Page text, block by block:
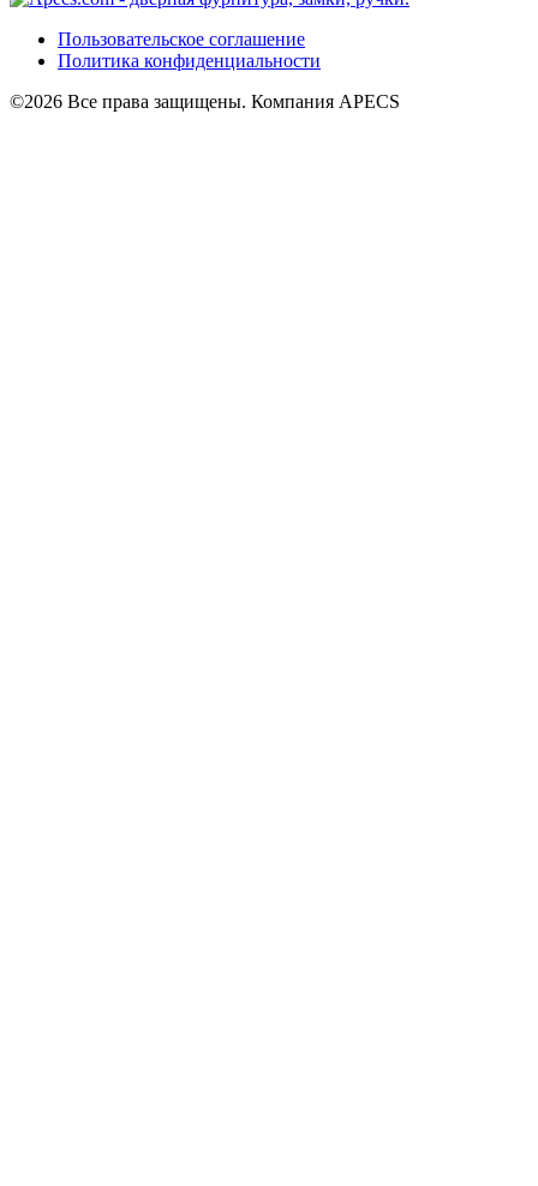
Пользовательское соглашение
Политика конфиденциальности
©2026 Все права защищены. Компания APECS